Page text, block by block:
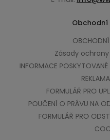
Zásady
INFORMACE
FORMULÁŘ PRO
POUČENÍ O PRÁVU NA
FORMULÁŘ PRO